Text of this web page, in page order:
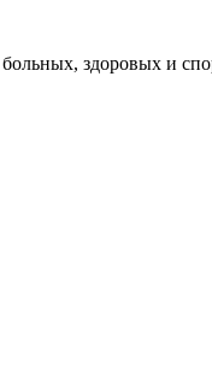
здоровых и